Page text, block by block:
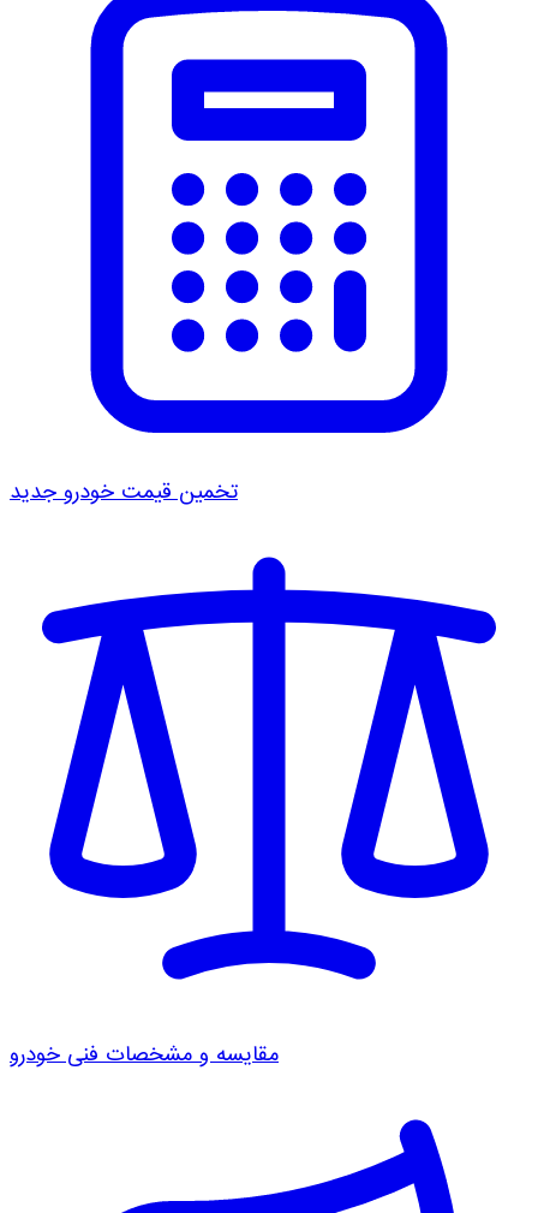
تخمین قیمت خودروجدید
مقایسه و مشخصات فنی خودرو